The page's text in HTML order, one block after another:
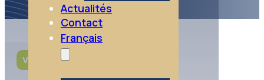
Actualités
Contact
Français
VINS BLANCS